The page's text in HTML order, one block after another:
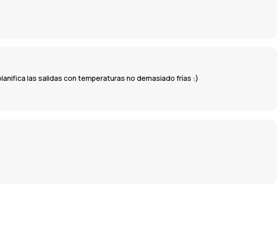
las salidas con temperaturas no demasiado frías :)